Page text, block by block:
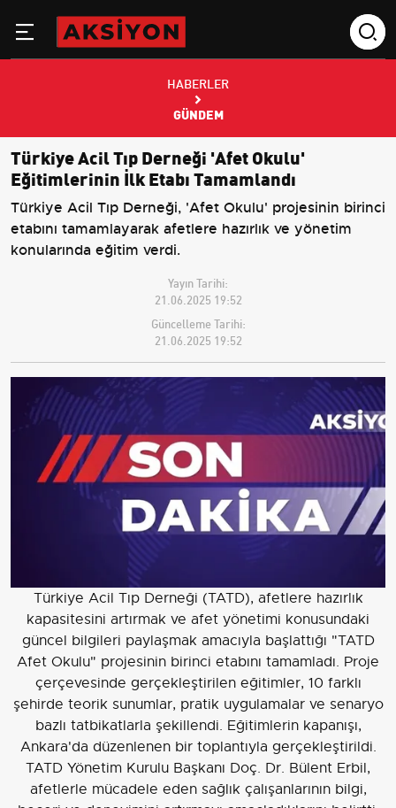
HABERLER
GÜNDEM
Türkiye Acil Tıp Derneği 'Afet Okulu'
Eğitimlerinin İlk Etabı Tamamlandı
Türkiye Acil Tıp Derneği, 'Afet Okulu' projesinin birinci
etabını tamamlayarak afetlere hazırlık ve yönetim
konularında eğitim verdi.
Yayın Tarihi:
21.06.2025 19:52
Güncelleme Tarihi:
21.06.2025 19:52
Türkiye Acil Tıp Derneği (TATD), afetlere hazırlık
kapasitesini artırmak ve afet yönetimi konusundaki
güncel bilgileri paylaşmak amacıyla başlattığı "TATD
Afet Okulu" projesinin birinci etabını tamamladı. Proje
çerçevesinde gerçekleştirilen eğitimler, 10 farklı
şehirde teorik sunumlar, pratik uygulamalar ve senaryo
bazlı tatbikatlarla şekillendi. Eğitimlerin kapanışı,
Ankara'da düzenlenen bir toplantıyla gerçekleştirildi.
TATD Yönetim Kurulu Başkanı Doç. Dr. Bülent Erbil,
afetlerle mücadele eden sağlık çalışanlarının bilgi,